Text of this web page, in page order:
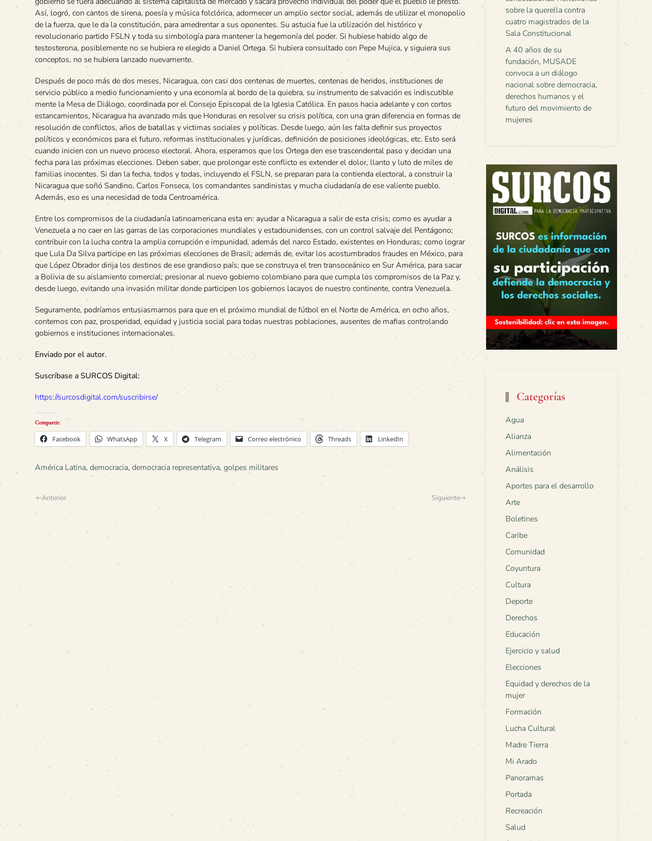
Así, logró, con cantos de sirena, poesía y música folclórica, adormecer un amplio sector social, además de utilizar el monopolio
de la fuerza, que le da la constitución, para amedrentar a sus oponentes. Su astucia fue la utilización del histórico y
revolucionario partido FSLN y toda su simbología para mantener la hegemonía del poder. Si hubiese habido algo de
testosterona, posiblemente no se hubiera re elegido a Daniel Ortega. Si hubiera consultado con Pepe Mujica, y siguiera sus
conceptos, no se hubiera lanzado nuevamente.
Después de poco más de dos meses, Nicaragua, con casi dos centenas de muertes, centenas de heridos, instituciones de
servicio público a medio funcionamiento y una economía al bordo de la quiebra, su instrumento de salvación es indiscutible
mente la Mesa de Diálogo, coordinada por el Consejo Episcopal de la Iglesia Católica. En pasos hacia adelante y con cortos
estancamientos, Nicaragua ha avanzado más que Honduras en resolver su crisis política, con una gran diferencia en formas de
resolución de conflictos, años de batallas y victimas sociales y políticas. Desde luego, aún les falta definir sus proyectos
políticos y económicos para el futuro, reformas institucionales y jurídicas, definición de posiciones ideológicas, etc. Esto será
cuando inicien con un nuevo proceso electoral. Ahora, esperamos que los Ortega den ese trascendental paso y decidan una
fecha para las próximas elecciones. Deben saber, que prolongar este conflicto es extender el dolor, llanto y luto de miles de
familias inocentes. Si dan la fecha, todos y todas, incluyendo el FSLN, se preparan para la contienda electoral, a construir la
Nicaragua que soñó Sandino, Carlos Fonseca, los comandantes sandinistas y mucha ciudadanía de ese valiente pueblo.
Además, eso es una necesidad de toda Centroamérica.
Entre los compromisos de la ciudadanía latinoamericana esta en: ayudar a Nicaragua a salir de esta crisis; como es ayudar a
Venezuela a no caer en las garras de las corporaciones mundiales y estadounidenses, con un control salvaje del Pentágono;
contribuir con la lucha contra la amplia corrupción e impunidad, además del narco Estado, existentes en Honduras; como lograr
que Lula Da Silva participe en las próximas elecciones de Brasil; además de, evitar los acostumbrados fraudes en México, para
que López Obrador dirija los destinos de ese grandioso país; que se construya el tren transoceánico en Sur América, para sacar
a Bolivia de su aislamiento comercial; presionar al nuevo gobierno colombiano para que cumpla los compromisos de la Paz y,
desde luego, evitando una invasión militar donde participen los gobiernos lacayos de nuestro continente, contra Venezuela.
Seguramente, podríamos entusiasmarnos para que en el próximo mundial de fútbol en el Norte de América, en ocho años,
contemos con paz, prosperidad, equidad y justicia social para todas nuestras poblaciones, ausentes de mafias controlando
gobiernos e instituciones internacionales.
Enviado por el autor.
Suscríbase a SURCOS Digital:
https://surcosdigital.com/suscribirse/
Compartir:
Facebook WhatsApp X Telegram Correo electrónico Threads LinkedIn
América Latina, democracia, democracia representativa, golpes militares
Anterior Siguiente
sobre la querella contra
cuatro magistrados de la
Sala Constitucional
A 40 años de su
fundación, MUSADE
convoca a un diálogo
nacional sobre democracia,
derechos humanos y el
futuro del movimiento de
mujeres
Categorías
Agua
Alianza
Alimentación
Análisis
Aportes para el desarrollo
Arte
Boletines
Caribe
Comunidad
Coyuntura
Cultura
Deporte
Derechos
Educación
Ejercicio y salud
Elecciones
Equidad y derechos de la
mujer
Formación
Lucha Cultural
Madre Tierra
Mi Arado
Panoramas
Portada
Recreación
Salud